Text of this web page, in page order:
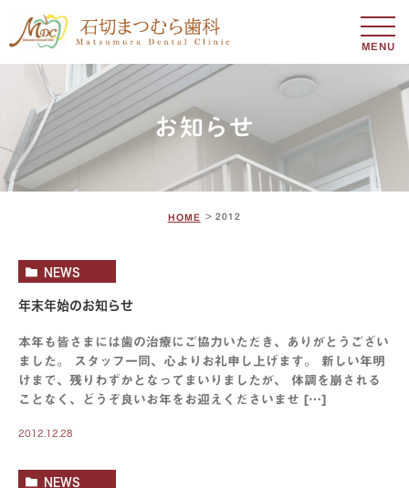
MENU
お知らせ
HOME 2012
NEWS
年末年始のお知らせ
本年も皆さまには歯の治療にご協力いただき、ありがとうござい
ました。 スタッフ一同、心よりお礼申し上げます。 新しい年明
けまで、残りわずかとなってまいりましたが、 体調を崩される
ことなく、どうぞ良いお年をお迎えくださいませ […]
2012.12.28
NEWS